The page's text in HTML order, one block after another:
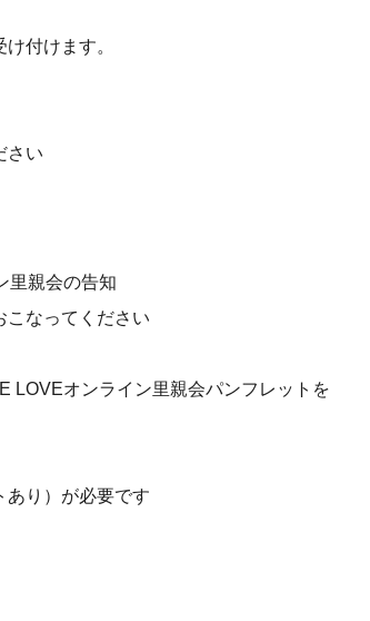
付けます。
さい
里親会の告知
こなってください
LOVEオンライン里親会パンフレットを
あり）が必要です